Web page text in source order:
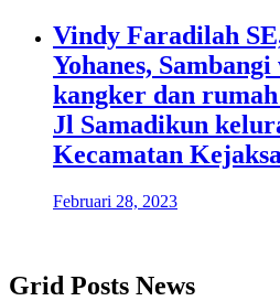
Vindy Faradilah
Yohanes,
kangker dan
Jl Samadikun
Kecamatan
Februari 28, 2023
Grid Posts News